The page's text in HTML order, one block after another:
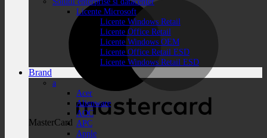
MasterCard
Licente Microsoft
Licente Windows Retail
Licente Office Retail
Licente Windows OEM
Licente Office Retail ESD
Licente Windows Retail ESD
Brand
a
Acer
Alienware
AOC
APC
Apple